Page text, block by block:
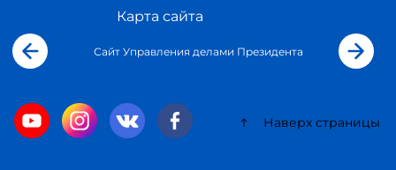
Карта сайта
Сайт Управления делами Президента
Наверх страницы